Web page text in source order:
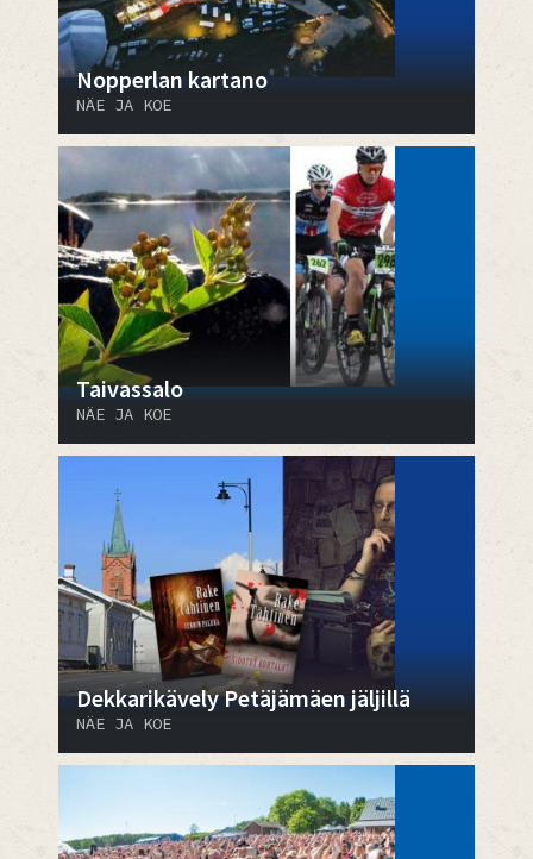
Nopperlan kartano
NÄE JA KOE
Taivassalo
NÄE JA KOE
Dekkarikävely Petäjämäen jäljillä
NÄE JA KOE